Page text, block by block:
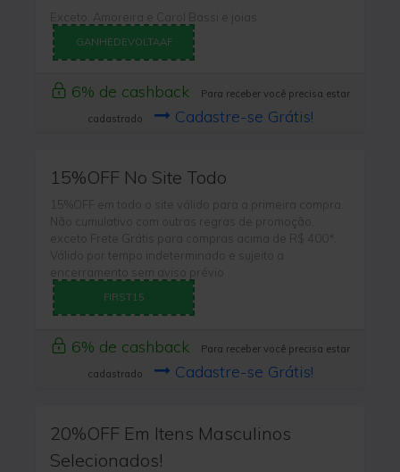
Exceto: Amoreira e Carol Bassi e joias
GANHEDEVOLTAAF
6% de cashback
Para receber você precisa estar
cadastrado
Cadastre-se Grátis!
15%OFF No Site Todo
15%OFF em todo o site válido para a primeira compra.
Não cumulativo com outras regras de promoção,
exceto Frete Grátis para compras acima de R$ 400*.
Válido por tempo indeterminado e sujeito a
encerramento sem aviso prévio
FIRST15
6% de cashback
Para receber você precisa estar
cadastrado
Cadastre-se Grátis!
20%OFF Em Itens Masculinos
Selecionados!